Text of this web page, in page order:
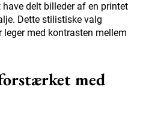
delt billeder af en printet
Dette stilistiske valg
med kontrasten mellem
med